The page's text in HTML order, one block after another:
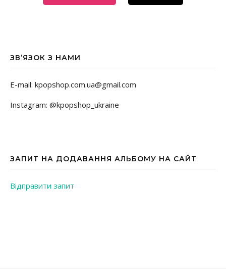
ЗВ’ЯЗОК З НАМИ
E-mail: kpopshop.com.ua@gmail.com
Instagram: @kpopshop_ukraine
ЗАПИТ НА ДОДАВАННЯ АЛЬБОМУ НА САЙТ
Відправити запит